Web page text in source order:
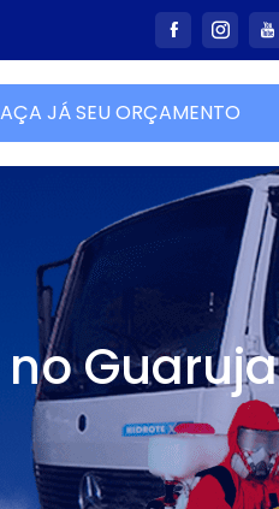
JÁ SEU ORÇAMENTO
Guaruja